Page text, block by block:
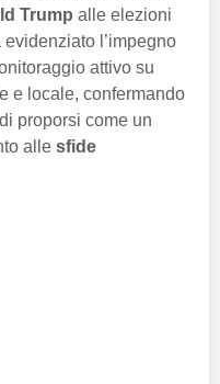
Trump alle elezioni
l’impegno
attivo su
e locale, confermando
di proporsi come un
alle sfide